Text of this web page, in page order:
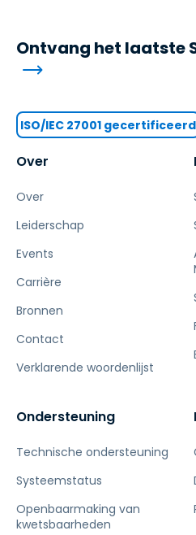
Over
Over
Leiderschap
Events
Carrière
Bronnen
Contact
Verklarende woordenlijst
Ondersteuning
Technische ondersteuning
Systeemstatus
Openbaarmaking van
kwetsbaarheden
Ontvang het laatste
ISO/IEC 27001 gecertificeerd